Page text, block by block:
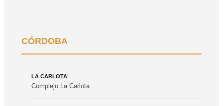
CÓRDOBA
LA CARLOTA
Complejo La Carlota